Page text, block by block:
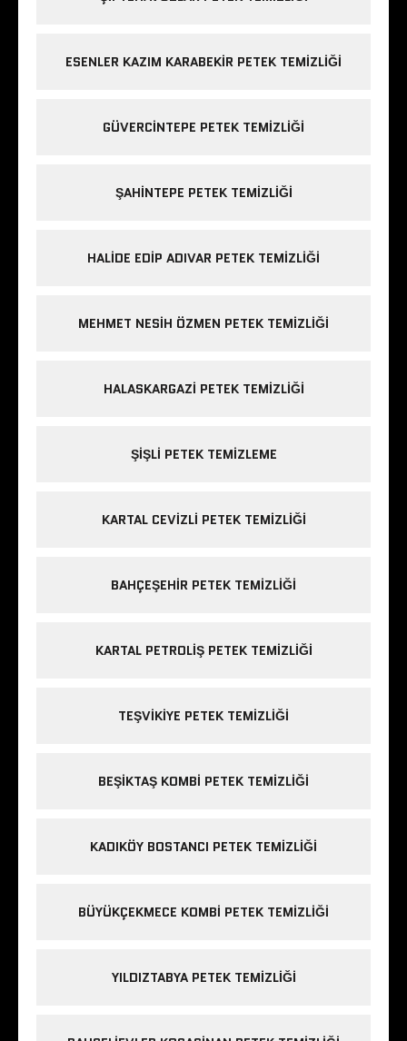
ESENLER KAZIM KARABEKIR PETEK TEMIZLIĞI
GÜVERCINTEPE PETEK TEMIZLIĞI
ŞAHINTEPE PETEK TEMIZLIĞI
HALIDE EDIP ADIVAR PETEK TEMIZLIĞI
MEHMET NESIH ÖZMEN PETEK TEMIZLIĞI
HALASKARGAZI PETEK TEMIZLIĞI
ŞIŞLI PETEK TEMIZLEME
KARTAL CEVIZLI PETEK TEMIZLIĞI
BAHÇEŞEHIR PETEK TEMIZLIĞI
KARTAL PETROLIŞ PETEK TEMIZLIĞI
TEŞVIKIYE PETEK TEMIZLIĞI
BEŞIKTAŞ KOMBI PETEK TEMIZLIĞI
KADIKÖY BOSTANCI PETEK TEMIZLIĞI
BÜYÜKÇEKMECE KOMBI PETEK TEMIZLIĞI
YILDIZTABYA PETEK TEMIZLIĞI